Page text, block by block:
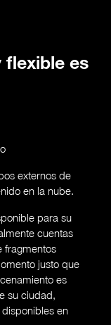
flexible es
externos de
en la nube.
para su
cuentas
fragmentos
justo que
es
su ciudad,
en